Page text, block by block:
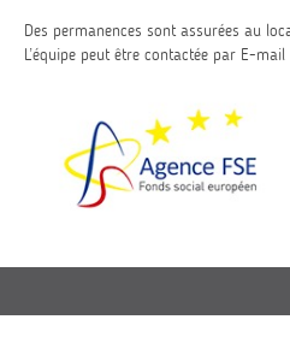
Des permanences sont assurées au
L’équipe peut être contactée par E-mail